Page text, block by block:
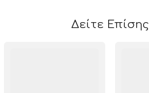
Δείτε Επίσης